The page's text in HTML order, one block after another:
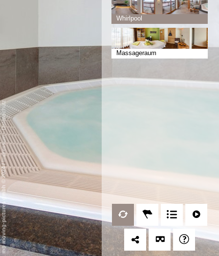
Whirlpool
Massageraum
mp moving-pictures gmbh © 2024
/
Impressum
-
Datenschutz